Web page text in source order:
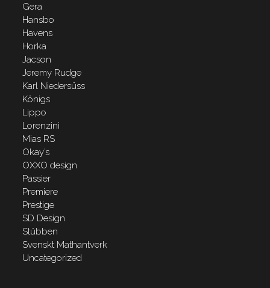
Gera
Hansbo
Havens
Horka
Jacson
Jeremy Rudge
Karl Niedersüss
Königs
Lippo
Lorenzini
Mias RS
Okay’s
OXXO design
Passier
Premiere
Prestige
SD Design
Stübben
Svenskt Mathantverk
Uncategorized